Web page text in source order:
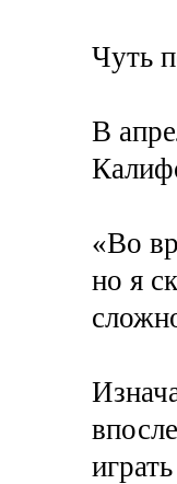
Чуть
В
«Во
но я